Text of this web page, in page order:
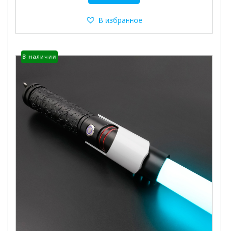
несколько
В избранное
В наличии